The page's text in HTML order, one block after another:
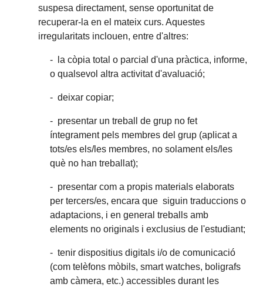
suspesa directament, sense oportunitat de
recuperar-la en el mateix curs. Aquestes
irregularitats inclouen, entre d'altres:
- la còpia total o parcial d'una pràctica, informe,
o qualsevol altra activitat d'avaluació;
- deixar copiar;
- presentar un treball de grup no fet
íntegrament pels membres del grup (aplicat a
tots/es els/les membres, no solament els/les
què no han treballat);
- presentar com a propis materials elaborats
per tercers/es, encara que siguin traduccions o
adaptacions, i en general treballs amb
elements no originals i exclusius de l'estudiant;
- tenir dispositius digitals i/o de comunicació
(com telèfons mòbils, smart watches, boligrafs
amb càmera, etc.) accessibles durant les